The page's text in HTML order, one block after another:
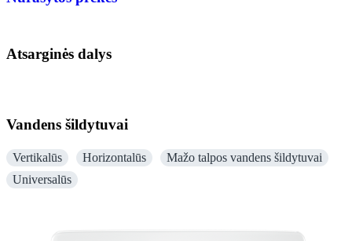
Atsarginės dalys
Vandens šildytuvai
Vertikalūs Horizontalūs
Mažo talpos vandens šildytuvai
Universalūs